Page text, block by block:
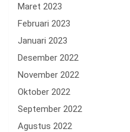
Maret 2023
Februari 2023
Januari 2023
Desember 2022
November 2022
Oktober 2022
September 2022
Agustus 2022